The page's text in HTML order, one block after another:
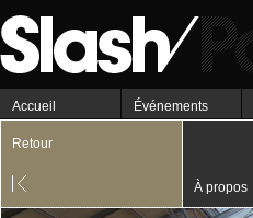
Accueil Événements
Retour
À propos